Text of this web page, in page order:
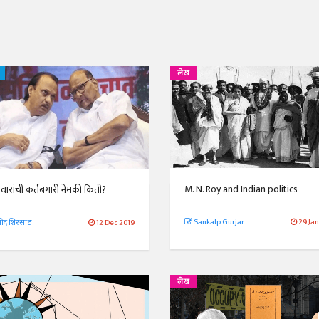
कर्तबगारी नेमकी किती?
शिरसाठ 12 Dec 2019
लेख
M. N. Roy and Indian politics
Sankalp Gurjar 29
लेख
व्यक्तिवेध
मूर्त दृश्याला अमूर्ताकार
देणारा चित्रकार
सोमनाथ कोमरपंत
17 Jul 2026
आगामी पुस्तकातील अंश
चीनचा निरोप घेताना...
16 Jul 2026
भाषण
रुग्णशुश्रूषा : हॉस्पिस
डॉ. दिलीप शिंदे आणि मान्यवर
15 Jul 2026
व्यक्तिवेध
मूर्त दृश्याला
देणारा चित्रकार
सोमनाथ कोमरपंत
17 Jul 2026
आगामी
चीनचा निरोप
16 Jul 2026
भाषण
रुग्णशुश्रूषा :
डॉ. दिलीप शिंदे
15 Jul 2026